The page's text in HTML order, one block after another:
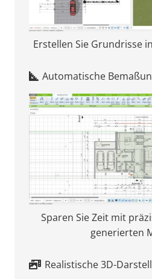
Erstellen Sie Grundrisse
Automatische
Sparen Sie Zeit mit
generierten
Realistische 3D-